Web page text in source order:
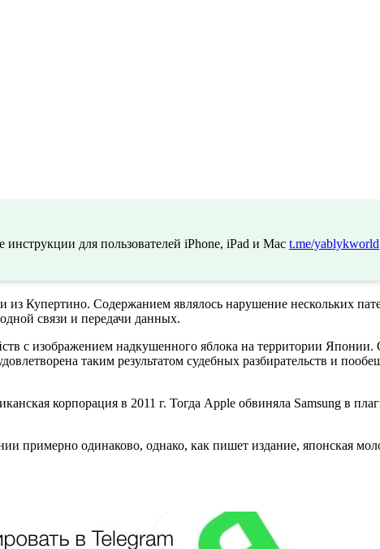
для пользователей iPhone, iPad и Mac t.me/yablykworld
Купертино. Содержанием являлось нарушение нескольких
связи и передачи данных.
с изображением надкушенного яблока на территории
таким результатом судебных разбирательств и
корпорация в 2011 г. Тогда Apple обвиняла Samsung в
примерно одинаково, однако, как пишет издание, японская